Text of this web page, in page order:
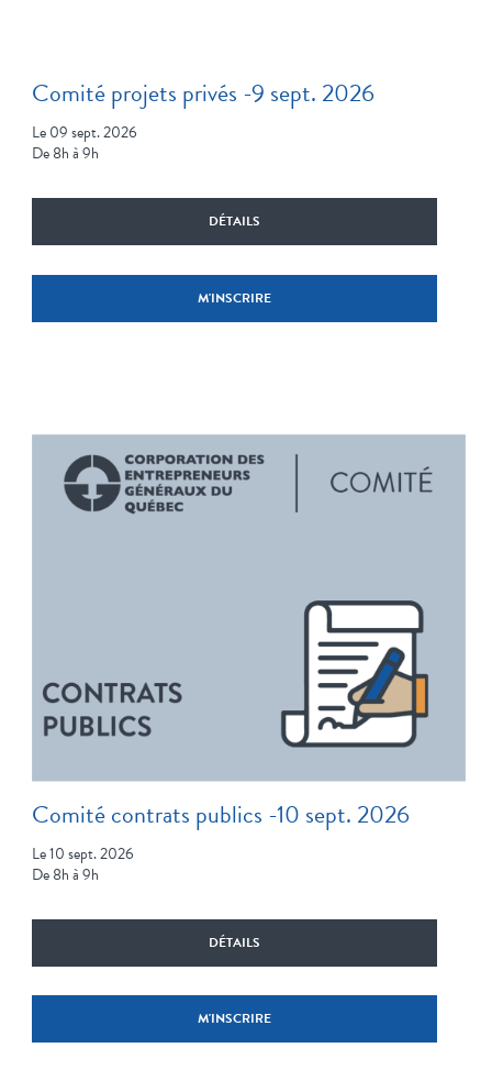
Comité projets privés -9 sept. 2026
Le 09 sept. 2026
De 8h à 9h
DÉTAILS
M'INSCRIRE
Comité contrats publics -10 sept. 2026
Le 10 sept. 2026
De 8h à 9h
DÉTAILS
M'INSCRIRE